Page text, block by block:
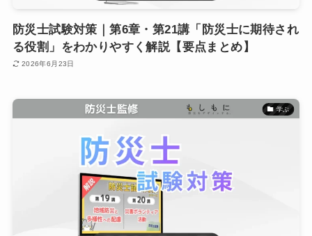
防災士試験対策｜第6章・第21講「防災士に期待され
る役割」をわかりやすく解説【要点まとめ】
2026年6月23日
学ぶ